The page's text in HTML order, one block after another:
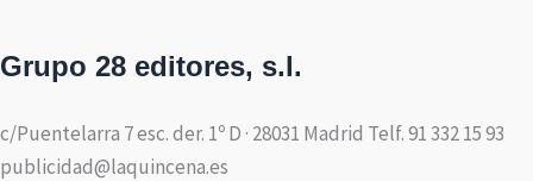
Grupo 28 editores, s.l.
c/Puentelarra 7 esc. der. 1º D · 28031 Madrid Telf. 91 332 15 93
publicidad@laquincena.es